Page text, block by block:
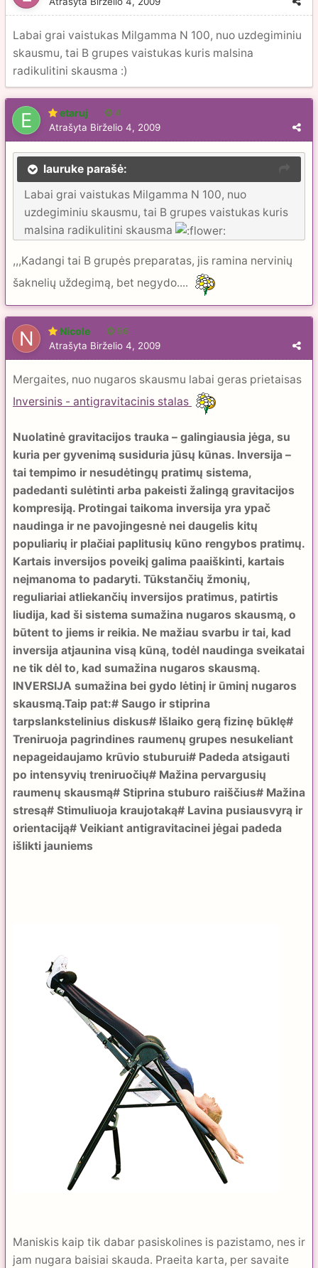
Labai grai vaistukas Milgamma N 100, nuo uzdegiminiu
skausmu, tai B grupes vaistukas kuris malsina
radikulitini skausma :)
etaruj 4
Atrašyta Birželio 4, 2009
lauruke parašė:
Labai grai vaistukas Milgamma N 100, nuo
uzdegiminiu skausmu, tai B grupes vaistukas kuris
malsina radikulitini skausma
,,,Kadangi tai B grupės preparatas, jis ramina nervinių
šaknelių uždegimą, bet negydo....
Nicole 56
Atrašyta Birželio 4, 2009
Mergaites, nuo nugaros skausmu labai geras prietaisas
Inversinis - antigravitacinis stalas
Nuolatinė gravitacijos trauka – galingiausia jėga, su
kuria per gyvenimą susiduria jūsų kūnas. Inversija –
tai tempimo ir nesudėtingų pratimų sistema,
padedanti sulėtinti arba pakeisti žalingą gravitacijos
kompresiją. Protingai taikoma inversija yra ypač
naudinga ir ne pavojingesnė nei daugelis kitų
populiarių ir plačiai paplitusių kūno rengybos pratimų.
Kartais inversijos poveikį galima paaiškinti, kartais
neįmanoma to padaryti. Tūkstančių žmonių,
reguliariai atliekančių inversijos pratimus, patirtis
liudija, kad ši sistema sumažina nugaros skausmą, o
būtent to jiems ir reikia. Ne mažiau svarbu ir tai, kad
inversija atjaunina visą kūną, todėl naudinga sveikatai
ne tik dėl to, kad sumažina nugaros skausmą.
INVERSIJA sumažina bei gydo lėtinį ir ūminį nugaros
skausmą.Taip pat:# Saugo ir stiprina
tarpslankstelinius diskus# Išlaiko gerą fizinę būklę#
Treniruoja pagrindines raumenų grupes nesukeliant
nepageidaujamo krūvio stuburui# Padeda atsigauti
po intensyvių treniruočių# Mažina pervargusių
raumenų skausmą# Stiprina stuburo raiščius# Mažina
stresą# Stimuliuoja kraujotaką# Lavina pusiausvyrą ir
orientaciją# Veikiant antigravitacinei jėgai padeda
išlikti jauniems
Maniskis kaip tik dabar pasiskolines is pazistamo, nes ir
jam nugara baisiai skauda. Praeita karta, per savaite